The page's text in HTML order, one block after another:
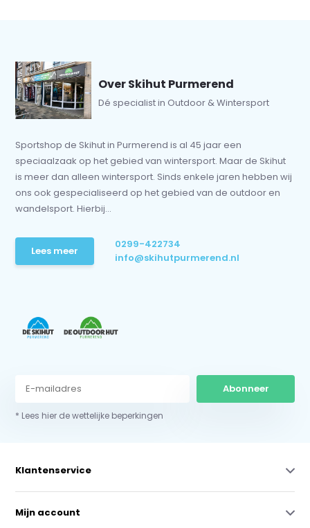
Over Skihut Purmerend
Dé specialist in Outdoor & Wintersport
Sportshop de Skihut in Purmerend is al 45 jaar een
speciaalzaak op het gebied van wintersport. Maar de Skihut
is meer dan alleen wintersport. Sinds enkele jaren hebben wij
ons ook gespecialiseerd op het gebied van de outdoor en
wandelsport. Hierbij...
Lees meer
0299-422734
info@skihutpurmerend.nl
Abonneer
* Lees hier de wettelijke beperkingen
Klantenservice
Mijn account